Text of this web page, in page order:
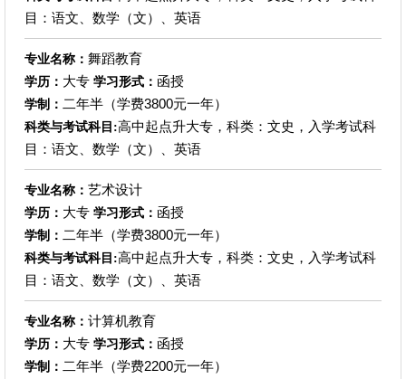
目：语文、数学（文）、英语
专业名称： 舞蹈教育
学历： 大专 学习形式： 函授
学制： 二年半（学费3800元一年）
科类与考试科目:高中起点升大专，科类：文史，入学考试科
目：语文、数学（文）、英语
专业名称： 艺术设计
学历： 大专 学习形式： 函授
学制： 二年半（学费3800元一年）
科类与考试科目:高中起点升大专，科类：文史，入学考试科
目：语文、数学（文）、英语
专业名称： 计算机教育
学历： 大专 学习形式： 函授
学制： 二年半（学费2200元一年）